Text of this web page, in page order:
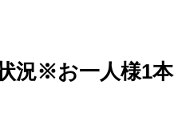
況※お一人様1本